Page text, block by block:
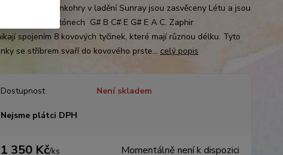
borovic.. Zvonkohry v ladění Sunray jsou zasvěceny Létu a jsou
vyladěny v tónech G# B C# E G# E A C. Zaphir
spojením 8 kovových tyčinek, které mají různou délku. Tyto
se stříbrem svaří do kovového prste... celý popis
Dostupnost Není skladem
Nejsme plátci DPH
1 350 Kč/ks Momentálně není k dispozici